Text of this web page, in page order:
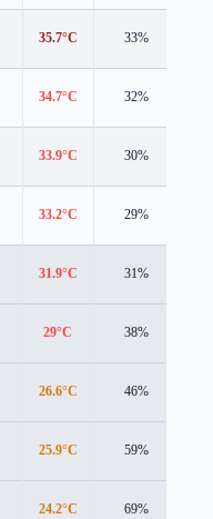
35.7°C 33%
34.7°C 32%
33.9°C 30%
33.2°C 29%
31.9°C 31%
29°C 38%
26.6°C 46%
25.9°C 59%
24.2°C 69%